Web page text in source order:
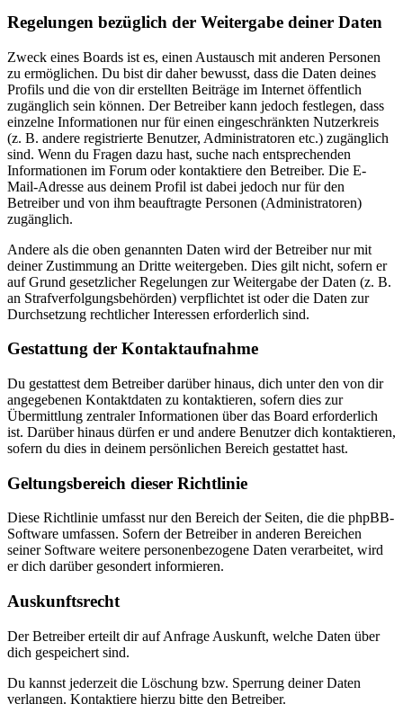
Regelungen bezüglich der Weitergabe deiner Daten
Zweck eines Boards ist es, einen Austausch mit anderen Personen
zu ermöglichen. Du bist dir daher bewusst, dass die Daten deines
Profils und die von dir erstellten Beiträge im Internet öffentlich
zugänglich sein können. Der Betreiber kann jedoch festlegen, dass
einzelne Informationen nur für einen eingeschränkten Nutzerkreis
(z. B. andere registrierte Benutzer, Administratoren etc.) zugänglich
sind. Wenn du Fragen dazu hast, suche nach entsprechenden
Informationen im Forum oder kontaktiere den Betreiber. Die E-
Mail-Adresse aus deinem Profil ist dabei jedoch nur für den
Betreiber und von ihm beauftragte Personen (Administratoren)
zugänglich.
Andere als die oben genannten Daten wird der Betreiber nur mit
deiner Zustimmung an Dritte weitergeben. Dies gilt nicht, sofern er
auf Grund gesetzlicher Regelungen zur Weitergabe der Daten (z. B.
an Strafverfolgungsbehörden) verpflichtet ist oder die Daten zur
Durchsetzung rechtlicher Interessen erforderlich sind.
Gestattung der Kontaktaufnahme
Du gestattest dem Betreiber darüber hinaus, dich unter den von dir
angegebenen Kontaktdaten zu kontaktieren, sofern dies zur
Übermittlung zentraler Informationen über das Board erforderlich
ist. Darüber hinaus dürfen er und andere Benutzer dich kontaktieren,
sofern du dies in deinem persönlichen Bereich gestattet hast.
Geltungsbereich dieser Richtlinie
Diese Richtlinie umfasst nur den Bereich der Seiten, die die phpBB-
Software umfassen. Sofern der Betreiber in anderen Bereichen
seiner Software weitere personenbezogene Daten verarbeitet, wird
er dich darüber gesondert informieren.
Auskunftsrecht
Der Betreiber erteilt dir auf Anfrage Auskunft, welche Daten über
dich gespeichert sind.
Du kannst jederzeit die Löschung bzw. Sperrung deiner Daten
verlangen. Kontaktiere hierzu bitte den Betreiber.